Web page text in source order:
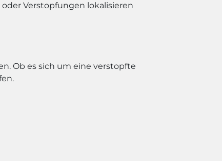
Verstopfungen lokalisieren
Ob es sich um eine verstopfte